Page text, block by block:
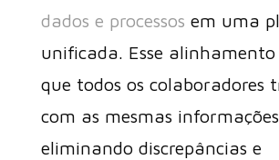
dados e processos em uma
unificada. Esse
que todos os colaboradores
com as mesmas
eliminando discrepâncias e